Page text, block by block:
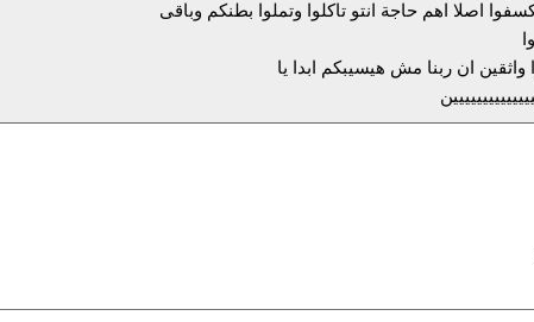
اصلا اهم حاجة انتو تاكلوا وتملوا بطنكم وباقى
ان ربنا مش هيسيبكم ابدا يا